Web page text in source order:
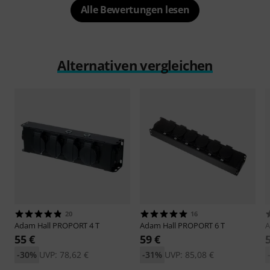
Alle Bewertungen lesen
Alternativen vergleichen
20
Adam Hall PROPORT 4 T
55 €
UVP: 78,62 €
-30%
16
Adam Hall PROPORT 6 T
59 €
UVP: 85,08 €
-31%